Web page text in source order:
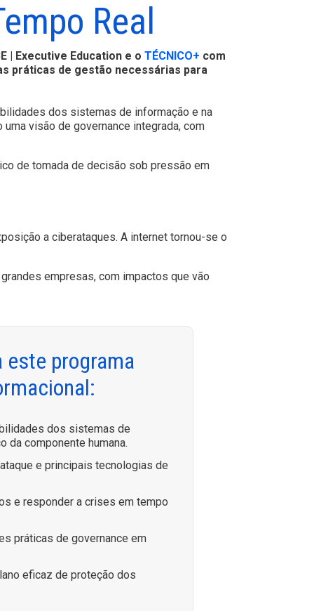
Real
| Executive Education e o TÉCNICO+ com
práticas de gestão necessárias para
dos sistemas de informação e na
visão de governance integrada, com
de tomada de decisão sob pressão em
a ciberataques. A internet tornou-se o
empresas, com impactos que vão
este programa
dos sistemas de
da componente humana.
e principais tecnologias de
e responder a crises em tempo
práticas de governance em
eficaz de proteção dos